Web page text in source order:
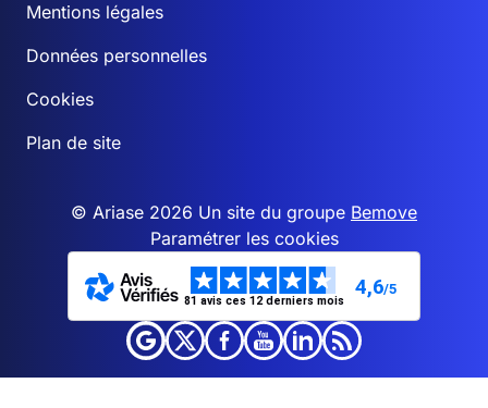
Mentions légales
Données personnelles
Cookies
Plan de site
© Ariase 2026 Un site du groupe Bemove
Paramétrer les cookies
81 avis ces 12 derniers mois
4,6/5